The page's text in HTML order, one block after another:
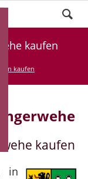
kaufen
kaufen
kaufen
in